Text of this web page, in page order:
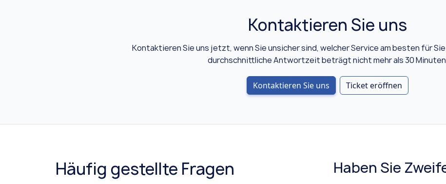
Kontaktieren Sie uns
Kontaktieren Sie uns jetzt, wenn Sie unsicher sind, welcher Service am besten für
durchschnittliche Antwortzeit beträgt nicht mehr als 30
Kontaktieren Sie uns Ticket eröffnen
Häufig gestellte Fragen Haben Sie